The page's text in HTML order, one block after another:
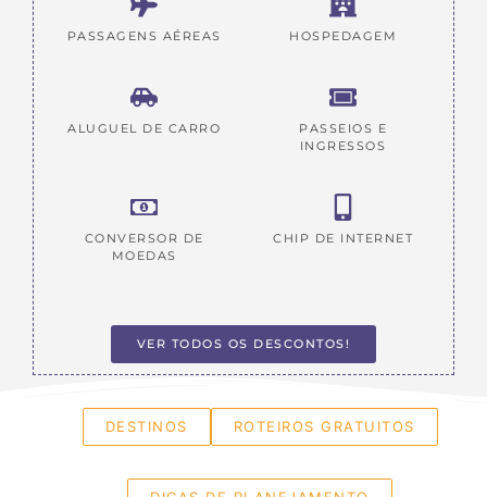
PASSAGENS AÉREAS HOSPEDAGEM
ALUGUEL DE CARRO
PASSEIOS E
INGRESSOS
CONVERSOR DE
MOEDAS
CHIP DE INTERNET
VER TODOS OS DESCONTOS!
DESTINOS ROTEIROS GRATUITOS